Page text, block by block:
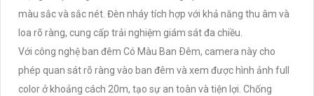
màu sắc và sắc nét. Đèn nháy tích hợp với khả năng thu âm và
loa rõ ràng, cung cấp trải nghiệm giám sát đa chiều.
Với công nghệ ban đêm Có Màu Ban Ðêm, camera này cho
phép quan sát rõ ràng vào ban đêm và xem được hình ảnh full
color ở khoảng cách 20m, tạo sự an toàn và tiện lợi. Chống